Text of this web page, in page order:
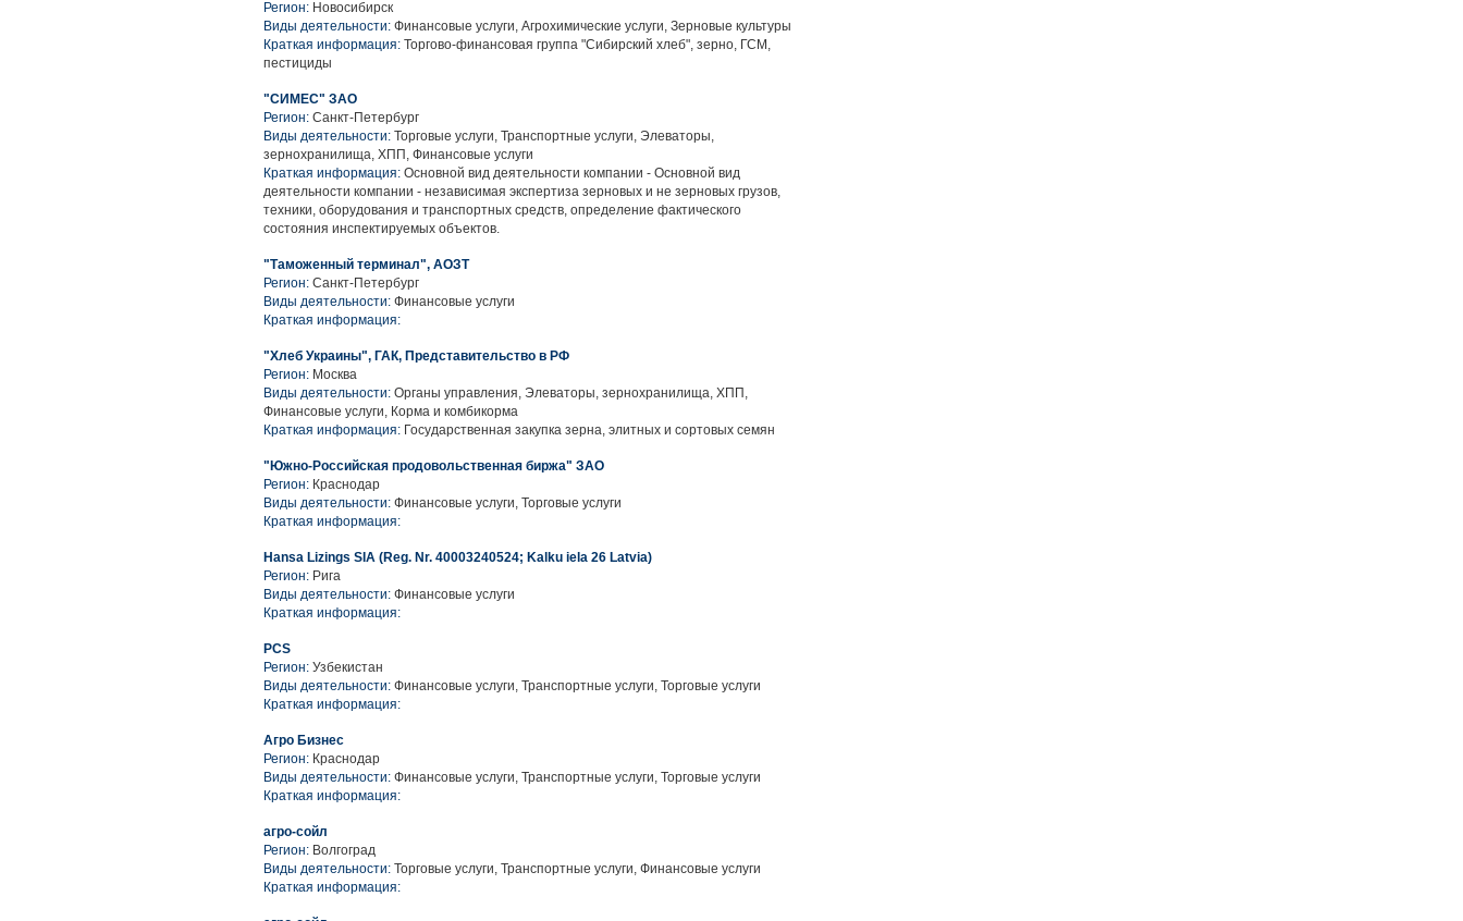
Регион: Новосибирск
Виды деятельности: Финансовые услуги, Агрохимические услуги, Зерновые культуры
Краткая информация: Торгово-финансовая группа "Сибирский хлеб", зерно, ГСМ,
пестициды
"СИМЕС" ЗАО
Регион: Санкт-Петербург
Виды деятельности: Торговые услуги, Транспортные услуги, Элеваторы,
зернохранилища, ХПП, Финансовые услуги
Краткая информация: Основной вид деятельности компании - Основной вид
деятельности компании - независимая экспертиза зерновых и не зерновых грузов,
техники, оборудования и транспортных средств, определение фактического
состояния инспектируемых объектов.
"Таможенный терминал", АОЗТ
Регион: Санкт-Петербург
Виды деятельности: Финансовые услуги
Краткая информация:
"Хлеб Украины", ГАК, Представительство в РФ
Регион: Москва
Виды деятельности: Органы управления, Элеваторы, зернохранилища, ХПП,
Финансовые услуги, Корма и комбикорма
Краткая информация: Государственная закупка зерна, элитных и сортовых семян
"Южно-Российская продовольственная биржа" ЗАО
Регион: Краснодар
Виды деятельности: Финансовые услуги, Торговые услуги
Краткая информация:
Hansa Lizings SIA (Reg. Nr. 40003240524; Kalku iela 26 Latvia)
Регион: Рига
Виды деятельности: Финансовые услуги
Краткая информация:
PCS
Регион: Узбекистан
Виды деятельности: Финансовые услуги, Транспортные услуги, Торговые услуги
Краткая информация:
Агро Бизнес
Регион: Краснодар
Виды деятельности: Финансовые услуги, Транспортные услуги, Торговые услуги
Краткая информация:
агро-сойл
Регион: Волгоград
Виды деятельности: Торговые услуги, Транспортные услуги, Финансовые услуги
Краткая информация: